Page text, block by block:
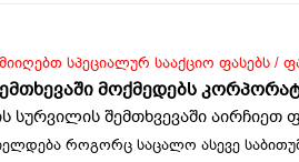
მიიღებთ სპეციალურ სააქციო ფასებს /
მოქმედებს
სურვილის შემთხვევაში აირჩიეთ
როგორც საცალო ასევე